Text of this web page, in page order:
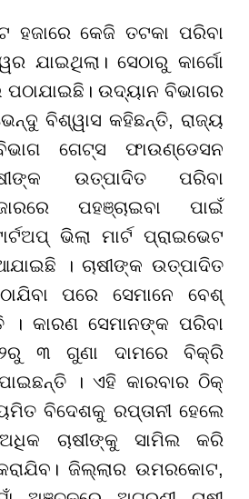
ହଜାରେ କେଜି ତଟକା ପରିବା
ଯାଇଥିଲା। ସେଠାରୁ କାର୍ଗୋ
ଉଦ୍ୟାନ ବିଭାଗର
ବିଶ୍ୱାସ କହିଛନ୍ତି, ରାଜ୍ୟ
ଗେଟ୍ସ ଫାଉଣ୍ଡେସନ
ଉତ୍ପାଦିତ ପରିବା
ପହଞ୍ଚାଇବା ପାଇଁ
ଭିଲା ମାର୍ଟ ପ୍ରାଇଭେଟ
। ଚାଷୀଙ୍କ ଉତ୍ପାଦିତ
ପରେ ସେମାନେ ବେଶ୍
। କାରଣ ସେମାନଙ୍କ ପରିବା
୩ ଗୁଣା ଦାମରେ ବିକ୍ରି
। ଏହି କାରବାର ଠିକ୍
ବିଦେଶକୁ ରପ୍ତାନୀ ହେଲେ
ଚାଷୀଙ୍କୁ ସାମିଲ କରି
ଜିଲ୍ଲାର ଉମରକୋଟ,